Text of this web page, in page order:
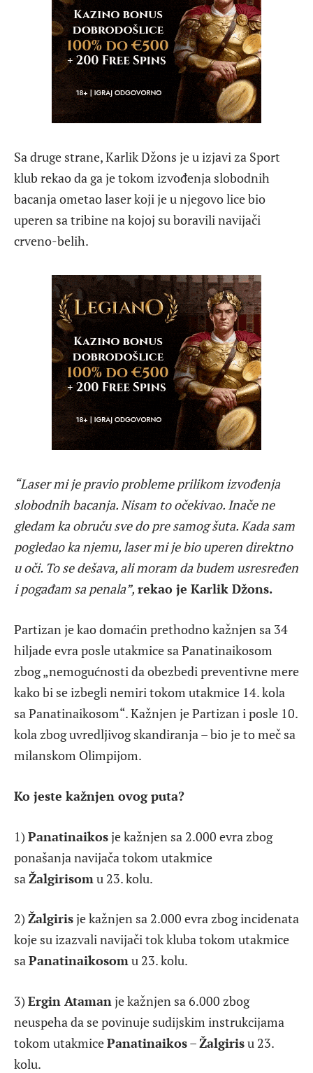
Sa druge strane, Karlik Džons je u izjavi za Sport
klub rekao da ga je tokom izvođenja slobodnih
bacanja ometao laser koji je u njegovo lice bio
uperen sa tribine na kojoj su boravili navijači
crveno-belih.
“Laser mi je pravio probleme prilikom izvođenja
slobodnih bacanja. Nisam to očekivao. Inače ne
gledam ka obruču sve do pre samog šuta. Kada sam
pogledao ka njemu, laser mi je bio uperen direktno
u oči. To se dešava, ali moram da budem usresređen
i pogađam sa penala”, rekao je Karlik Džons.
Partizan je kao domaćin prethodno kažnjen sa 34
hiljade evra posle utakmice sa Panatinaikosom
zbog „nemogućnosti da obezbedi preventivne mere
kako bi se izbegli nemiri tokom utakmice 14. kola
sa Panatinaikosom“. Kažnjen je Partizan i posle 10.
kola zbog uvredljivog skandiranja – bio je to meč sa
milanskom Olimpijom.
Ko jeste kažnjen ovog puta?
1) Panatinaikosje kažnjen sa 2.000 evra zbog
ponašanja navijača tokom utakmice
sa Žalgirisom u 23. kolu.
2) Žalgirisje kažnjen sa 2.000 evra zbog incidenata
koje su izazvali navijači tok kluba tokom utakmice
saPanatinaikosomu 23. kolu.
3) Ergin Atamanje kažnjen sa 6.000 zbog
neuspeha da se povinuje sudijskim instrukcijama
tokom utakmicePanatinaikos–Žalgirisu 23.
kolu.